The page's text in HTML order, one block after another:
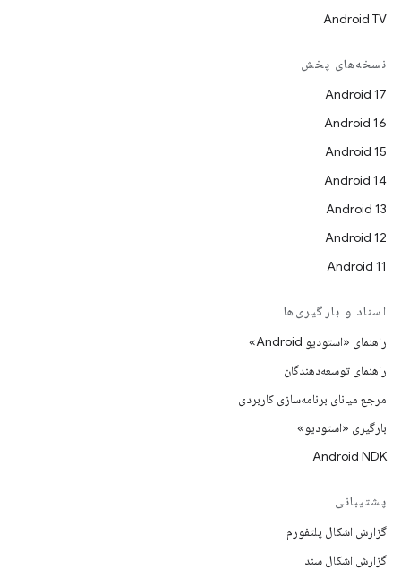
Android TV
نسخه‌های پخش
Android 17
Android 16
Android 15
Android 14
Android 13
Android 12
Android 11
اسناد و بارگیری‌ها
راهنمای «استودیو Android»
راهنمای توسعه‌دهندگان
مرجع میانای برنامه‌سازی کاربردی
بارگیری «استودیو»
Android NDK
پشتیبانی
گزارش اشکال پلتفورم
گزارش اشکال سند